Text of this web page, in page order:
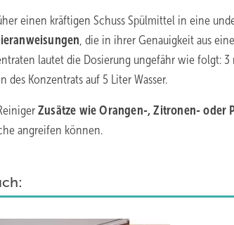
einen kräftigen Schuss Spülmittel in eine
, die in ihrer Genauigkeit aus
lautet die Dosierung ungefähr wie folgt:
des Konzentrats auf 5 Liter Wasser.
Zusätze wie Orangen-, Zitronen- oder
angreifen können.